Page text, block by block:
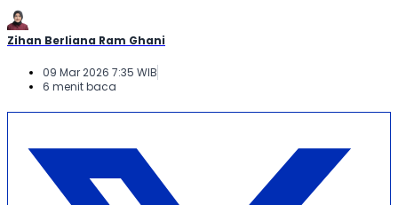
Zihan Berliana Ram Ghani
09 Mar 2026 7:35 WIB
6 menit baca